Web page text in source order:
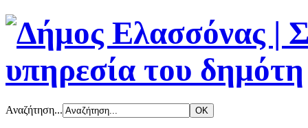
Αναζήτηση...